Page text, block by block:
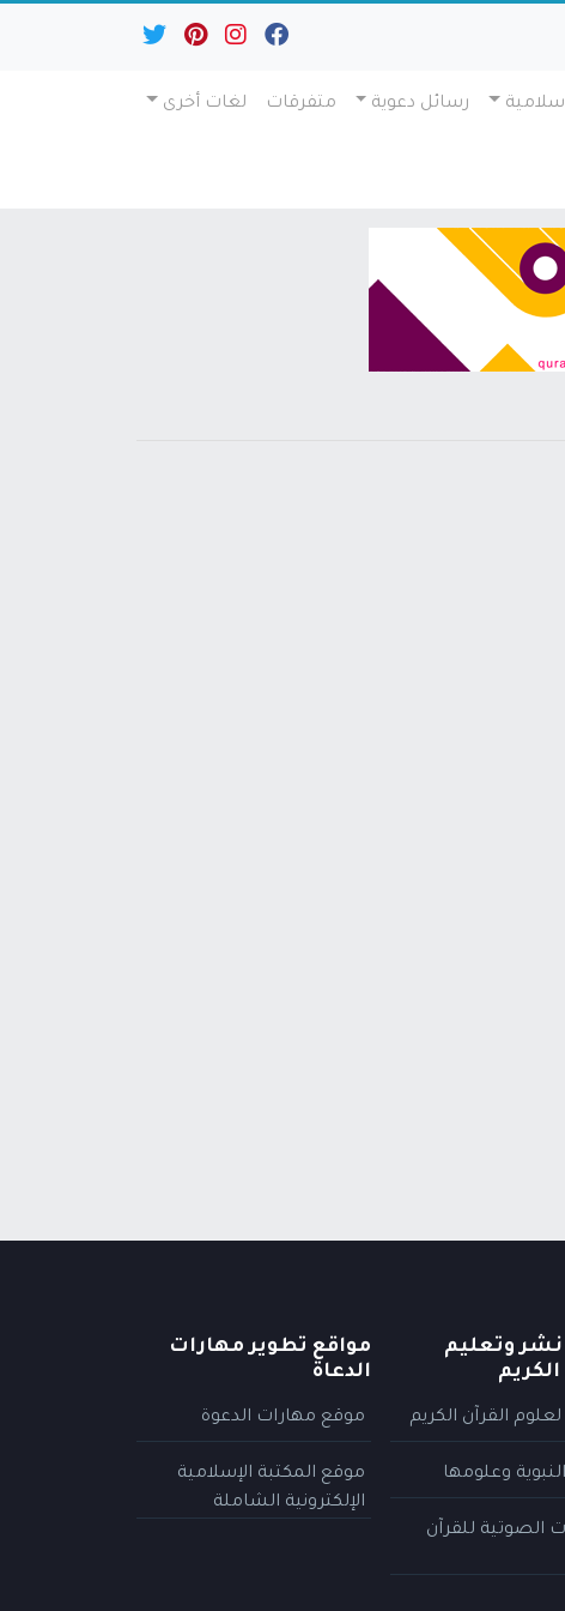
رسائل دعوية متفرقات لغات أخرى
نشر وتعليم
الكريم
القرآن الكريم
وعلومها
الصوتية للقرآن
مواقع تطوير مهارات
الدعاة
موقع مهارات الدعوة
موقع المكتبة الإسلامية
الإلكترونية الشاملة